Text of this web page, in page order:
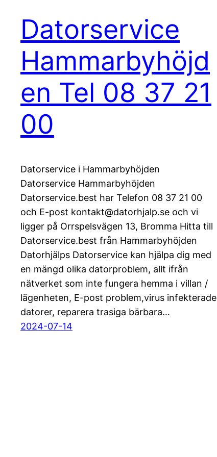
Datorservice
Hammarbyhöjd
en Tel 08 37 21
00
Datorservice i Hammarbyhöjden
Datorservice Hammarbyhöjden
Datorservice.best har Telefon 08 37 21 00
och E-post kontakt@datorhjalp.se och vi
ligger på Orrspelsvägen 13, Bromma Hitta till
Datorservice.best från Hammarbyhöjden
Datorhjälps Datorservice kan hjälpa dig med
en mängd olika datorproblem, allt ifrån
nätverket som inte fungera hemma i villan /
lägenheten, E-post problem,virus infekterade
datorer, reparera trasiga bärbara…
2024-07-14